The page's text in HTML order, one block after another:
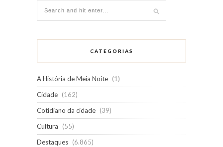
CATEGORIAS
A História de Meia Noite (1)
Cidade (162)
Cotidiano da cidade (39)
Cultura
(55)
Destaques (6.865)